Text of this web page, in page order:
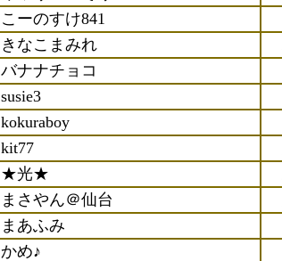
こーのすけ841
きなこまみれ
バナナチョコ
susie3
kokuraboy
kit77
★光★
まさやん＠仙台
まあふみ
かめ♪